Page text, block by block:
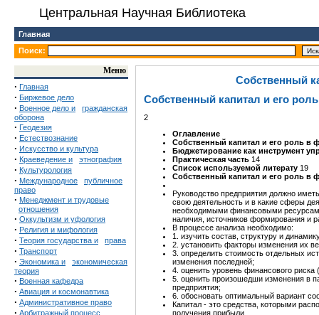
Центральная Научная Библиотека
Главная
Поиск:
Меню
· Главная
· Биржевое дело
· Военное дело и
гражданская
оборона
· Геодезия
· Естествознание
· Искусство и культура
· Краеведение и этнография
· Культурология
· Международное
публичное
право
· Менеджмент и трудовые
отношения
· Оккультизм и уфология
· Религия и мифология
· Теория государства и права
· Транспорт
· Экономика и
экономическая
теория
· Военная кафедра
· Авиация и космонавтика
· Административное право
· Арбитражный процесс
Собственный
Собственный капитал и его
2
Оглавление
Собственный капитал и его роль в
Бюджетирование как инструмент
Практическая часть 14
Список используемой литерату 19
Собственный капитал и его роль в
Руководство предприятия должно
свою деятельность и в какие сферы
необходимыми финансовыми
наличия, источников формирования и
В процессе анализа необходимо:
1. изучить состав, структуру и
2. установить факторы изменения их
3. определить стоимость отдельных
изменения последней;
4. оценить уровень финансового риска
5. оценить произошедши изменения в
предприятия;
6. обосновать оптимальный вариант
Капитал - это средства, которыми
получения прибыли.